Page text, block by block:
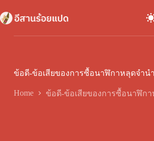
to
content
ข้อดี-ข้อเสียของการซื้อนาฬิกาหลุดจำนำ
Home ข้อดี-ข้อเสียของการซื้อนาฬิก